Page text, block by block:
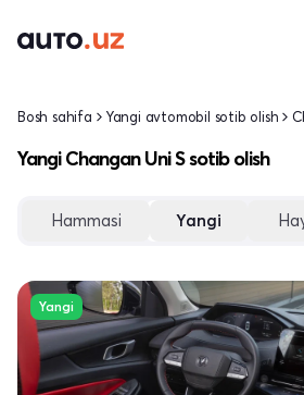
Bosh sahifa Yangi avtomobil sotib olish
Yangi Changan Uni S sotib olish
Hammasi Yangi
Yangi